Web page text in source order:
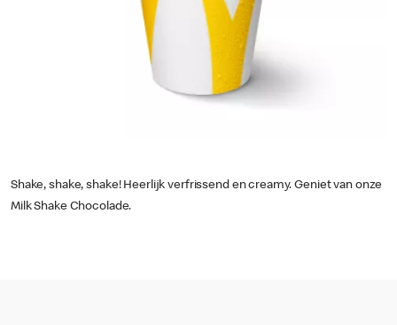
Shake, shake, shake! Heerlijk verfrissend en creamy. Geniet van onze
Milk Shake Chocolade.